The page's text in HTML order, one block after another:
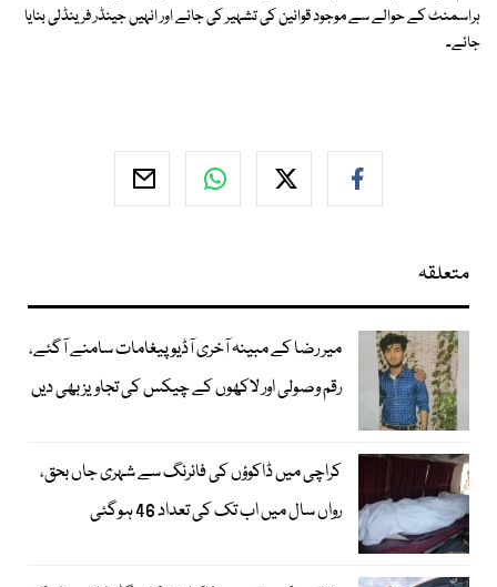
ہراسمنٹ کے حوالے سے موجود قوانین کی تشہیر کی جائے اور انہیں جینڈر فرینڈلی بنایا
جائے۔
متعلقہ
میر رضا کے مبینہ آخری آڈیو پیغامات سامنے آگئے،
رقم وصولی اور لاکھوں کے چیکس کی تجاویز بھی دیں
کراچی میں ڈاکوؤں کی فائرنگ سے شہری جاں بحق،
رواں سال میں اب تک کی تعداد 46 ہوگئی